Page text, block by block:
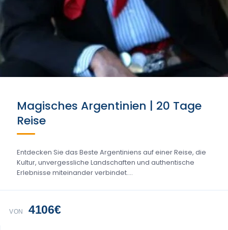
Magisches Argentinien | 20 Tage
Reise
Entdecken Sie das Beste Argentiniens auf einer Reise, die
Kultur, unvergessliche Landschaften und authentische
Erlebnisse miteinander verbindet....
VON 4106€